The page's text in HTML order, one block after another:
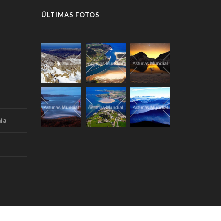
ÚLTIMAS FOTOS